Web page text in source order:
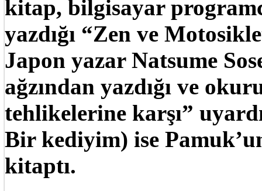
kitap, bilgisayar
yazdığı “Zen ve
Japon yazar Natsume
ağzından yazdığı ve
tehlikelerine karşı”
Bir kediyim) ise
kitaptı.